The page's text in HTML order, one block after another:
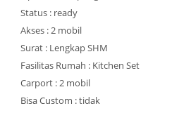
Status : ready
Akses : 2 mobil
Surat : Lengkap SHM
Fasilitas Rumah : Kitchen Set
Carport : 2 mobil
Bisa Custom : tidak